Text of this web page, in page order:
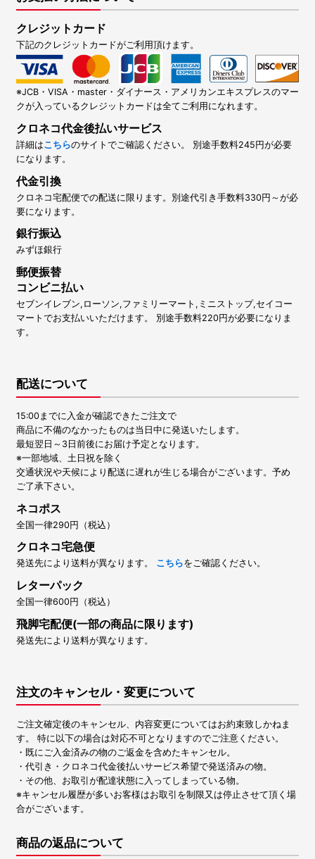
クレジットカード
下記のクレジットカードがご利用頂けます。
※JCB・VISA・master・ダイナース・アメリカンエキスプレスのマー
クが入っているクレジットカードは全てご利用になれます。
クロネコ代金後払いサービス
詳細はこちらのサイトでご確認ください。 別途手数料245円が必要
になります。
代金引換
クロネコ宅配便での配送に限ります。別途代引き手数料330円～が必
要になります。
銀行振込
みずほ銀行
郵便振替
コンビニ払い
セブンイレブン,ローソン,ファミリーマート,ミニストップ,セイコー
マートでお支払いいただけます。 別途手数料220円が必要になりま
す。
配送について
15:00までに入金が確認できたご注文で
商品に不備のなかったものは当日中に発送いたします。
最短翌日～3日前後にお届け予定となります。
※一部地域、土日祝を除く
交通状況や天候により配送に遅れが生じる場合がございます。予め
ご了承下さい。
ネコポス
全国一律290円（税込）
クロネコ宅急便
発送先により送料が異なります。 こちらをご確認ください。
レターパック
全国一律600円（税込）
飛脚宅配便(一部の商品に限ります)
発送先により送料が異なります。
注文のキャンセル・変更について
ご注文確定後のキャンセル、内容変更についてはお約束致しかねま
す。 特に以下の場合は対応不可となりますのでご注意ください。
・既にご入金済みの物のご返金を含めたキャンセル。
・代引き・クロネコ代金後払いサービス希望で発送済みの物。
・その他、お取引が配達状態に入ってしまっている物。
※キャンセル履歴が多いお客様はお取引を制限又は停止させて頂く場
合がございます。
商品の返品について